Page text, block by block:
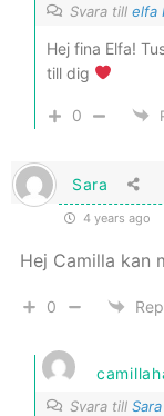
Svara till elfa
Hej fina Elfa!
till dig
0
Sara
4 years ago
Hej Camilla kan
0
Svara till Sara